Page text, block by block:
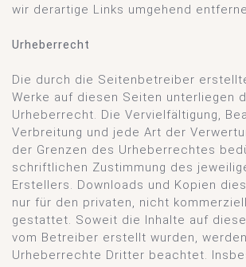
wir derartige Links umgehend
Urheberrecht
Die durch die Seitenbetreiber
Werke auf diesen Seiten unterliegen
Urheberrecht. Die Vervielfältigung,
Verbreitung und jede Art der
der Grenzen des Urheberrechtes
schriftlichen Zustimmung des
Erstellers. Downloads und Kopien
nur für den privaten, nicht
gestattet. Soweit die Inhalte auf
vom Betreiber erstellt wurden,
Urheberrechte Dritter beachtet.